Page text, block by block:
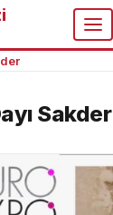
Sakder